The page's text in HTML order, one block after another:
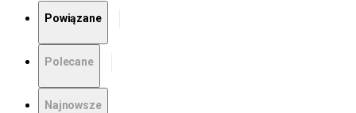
Powiązane
Polecane
Najnowsze